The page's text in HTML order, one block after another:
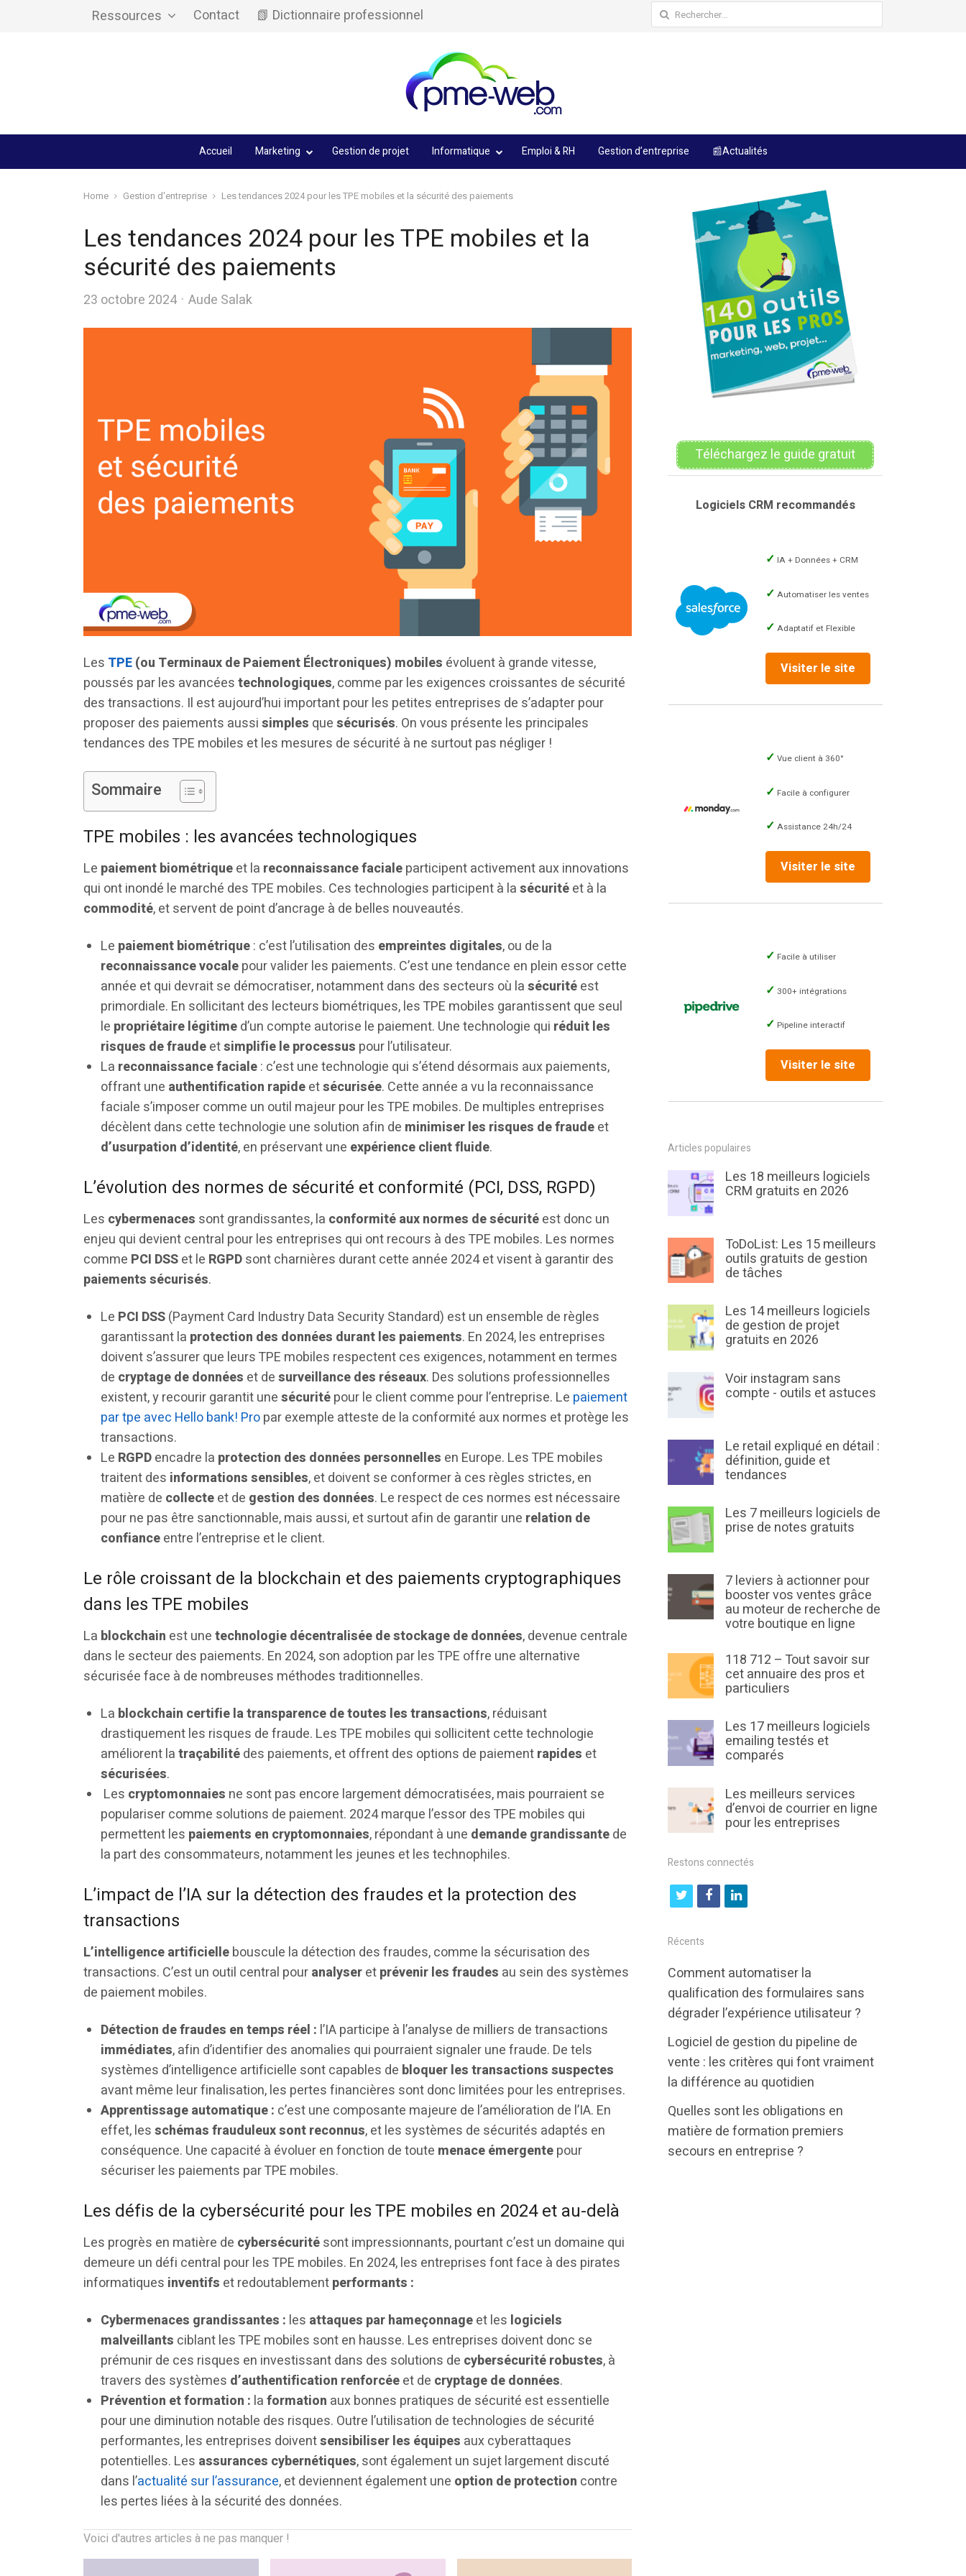
Ressources Contact 📗 Dictionnaire professionnel Rechercher :
Accueil Marketing Gestion de projet Informatique Emploi & RH Gestion d’entreprise 📰Actualités
Home Gestion d'entreprise Les tendances 2024 pour les TPE mobiles et la sécurité des paiements
Les tendances 2024 pour les TPE mobiles et la
sécurité des paiements
23 octobre 2024 Author
Aude Salak
Les TPE(ou Terminaux de Paiement Électroniques) mobiles évoluent à grande vitesse,
poussés par les avancéestechnologiques, comme par les exigences croissantes de sécurité
des transactions. Il est aujourd’hui important pour les petites entreprises de s’adapter pour
proposer des paiements aussisimples quesécurisés. On vous présente les principales
tendances des TPE mobiles et les mesures de sécurité à ne surtout pas négliger !
Sommaire
TPE mobiles : les avancées technologiques
Le paiement biométriqueet la reconnaissance facialeparticipent activement aux innovations
qui ont inondé le marché des TPE mobiles. Ces technologies participent à lasécuritéet à la
commodité, et servent de point d’ancrage à de belles nouveautés.
Le paiement biométrique: c’est l’utilisation des empreintes digitales, ou de la
reconnaissance vocalepour valider les paiements. C’est une tendance en plein essor cette
année et qui devrait se démocratiser, notamment dans des secteurs où lasécuritéest
primordiale. En sollicitant des lecteurs biométriques, les TPE mobiles garantissent que seul
le propriétaire légitimed’un compte autorise le paiement. Une technologie qui réduit les
risques de fraudeetsimplifie le processus pour l’utilisateur.
La reconnaissance faciale: c’est une technologie qui s’étend désormais aux paiements,
offrant une authentification rapideetsécurisée. Cette année a vu la reconnaissance
faciale s’imposer comme un outil majeur pour les TPE mobiles. De multiples entreprises
décèlent dans cette technologie une solution afin de minimiser les risques de fraudeet
d’usurpation d’identité, en préservant une expérience client fluide.
L’évolution des normes de sécurité et conformité (PCI, DSS, RGPD)
Les cybermenaces sont grandissantes, la conformité aux normes de sécuritéest donc un
enjeu qui devient central pour les entreprises qui ont recours à des TPE mobiles. Les normes
comme PCI DSSet le RGPDsont charnières durant cette année 2024 et visent à garantir des
paiements sécurisés.
Le PCI DSS(Payment Card Industry Data Security Standard) est un ensemble de règles
garantissant la protection des données durant les paiements. En 2024, les entreprises
doivent s’assurer que leurs TPE mobiles respectent ces exigences, notamment en termes
de cryptage de données et desurveillance des réseaux. Des solutions professionnelles
existent, y recourir garantit unesécuritépour le client comme pour l’entreprise. Le paiement
par tpe avec Hello bank! Propar exemple atteste de la conformité aux normes et protège les
transactions.
Le RGPDencadre la protection des données personnelles en Europe. Les TPE mobiles
traitent des informations sensibles, et doivent se conformer à ces règles strictes, en
matière de collecteet de gestion des données. Le respect de ces normes est nécessaire
pour ne pas être sanctionnable, mais aussi, et surtout afin de garantir une relation de
confianceentre l’entreprise et le client.
Le rôle croissant de la blockchain et des paiements cryptographiques
dans les TPE mobiles
La blockchain est unetechnologie décentralisée de stockage de données, devenue centrale
dans le secteur des paiements. En 2024, son adoption par les TPE offre une alternative
sécurisée face à de nombreuses méthodes traditionnelles.
La blockchain certifie la transparence de toutes les transactions, réduisant
drastiquement les risques de fraude. Les TPE mobiles qui sollicitent cette technologie
améliorent latraçabilitédes paiements, et offrent des options de paiementrapides et
sécurisées.
Les cryptomonnaies ne sont pas encore largement démocratisées, mais pourraient se
populariser comme solutions de paiement. 2024 marque l’essor des TPE mobiles qui
permettent les paiements en cryptomonnaies, répondant à une demande grandissantede
la part des consommateurs, notamment les jeunes et les technophiles.
L’impact de l’IA sur la détection des fraudes et la protection des
transactions
L’intelligence artificiellebouscule la détection des fraudes, comme la sécurisation des
transactions. C’est un outil central pouranalyseretprévenir les fraudes au sein des systèmes
de paiement mobiles.
Détection de fraudes en temps réel : l’IA participe à l’analyse de milliers de transactions
immédiates, afin d’identifier des anomalies qui pourraient signaler une fraude. De tels
systèmes d’intelligence artificielle sont capables de bloquer les transactions suspectes
avant même leur finalisation, les pertes financières sont donc limitées pour les entreprises.
Apprentissage automatique : c’est une composante majeure de l’amélioration de l’IA. En
effet, lesschémas frauduleux sont reconnus, et les systèmes de sécurités adaptés en
conséquence. Une capacité à évoluer en fonction de toute menace émergentepour
sécuriser les paiements par TPE mobiles.
Les défis de la cybersécurité pour les TPE mobiles en 2024 et au-delà
Les progrès en matière de cybersécuritésont impressionnants, pourtant c’est un domaine qui
demeure un défi central pour les TPE mobiles. En 2024, les entreprises font face à des pirates
informatiques inventifs et redoutablementperformants :
Cybermenaces grandissantes : les attaques par hameçonnageet les logiciels
malveillants ciblant les TPE mobiles sont en hausse. Les entreprises doivent donc se
prémunir de ces risques en investissant dans des solutions de cybersécurité robustes, à
travers des systèmes d’authentification renforcéeet de cryptage de données.
Prévention et formation : laformation aux bonnes pratiques de sécurité est essentielle
pour une diminution notable des risques. Outre l’utilisation de technologies de sécurité
performantes, les entreprises doiventsensibiliser les équipes aux cyberattaques
potentielles. Les assurances cybernétiques, sont également un sujet largement discuté
dans l’actualité sur l’assurance, et deviennent également une option de protection contre
les pertes liées à la sécurité des données.
Voici d'autres articles à ne pas manquer !
Téléchargez le guide gratuit
Logiciels CRM recommandés
IA + Données + CRM
Automatiser les ventes
Adaptatif et Flexible
Visiter le site
Vue client à 360°
Facile à configurer
Assistance 24h/24
Visiter le site
Facile à utiliser
300+ intégrations
Pipeline interactif
Visiter le site
Articles populaires
Les 18 meilleurs logiciels
CRM gratuits en 2026
ToDoList: Les 15 meilleurs
outils gratuits de gestion
de tâches
Les 14 meilleurs logiciels
de gestion de projet
gratuits en 2026
Voir instagram sans
compte - outils et astuces
Le retail expliqué en détail :
définition, guide et
tendances
Les 7 meilleurs logiciels de
prise de notes gratuits
7 leviers à actionner pour
booster vos ventes grâce
au moteur de recherche de
votre boutique en ligne
118 712 – Tout savoir sur
cet annuaire des pros et
particuliers
Les 17 meilleurs logiciels
emailing testés et
comparés
Les meilleurs services
d’envoi de courrier en ligne
pour les entreprises
Restons connectés
t
i
t
e
r
f
b
o
k
l
k
e
d
n
Récents
Comment automatiser la
qualification des formulaires sans
dégrader l’expérience utilisateur ?
Logiciel de gestion du pipeline de
vente : les critères qui font vraiment
la différence au quotidien
Quelles sont les obligations en
matière de formation premiers
secours en entreprise ?